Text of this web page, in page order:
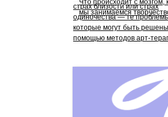
страх близости или страх
одиночества — те
которые могут быть
помощью методов арт-
Что происходит с мозгом,
мы занимаемся